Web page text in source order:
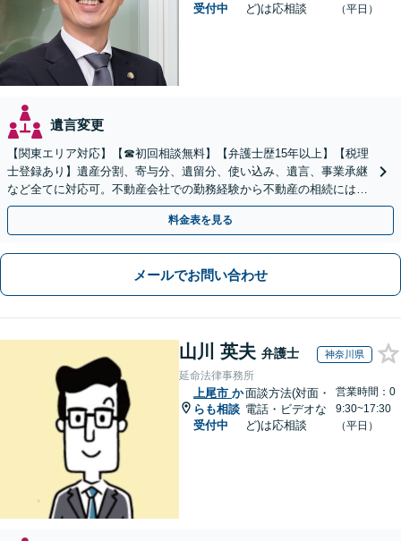
受付中
ど)は応相談
（平日）
遺言変更
【関東エリア対応】【☎︎初回相談無料】【弁護士歴15年以上】【税理
士登録あり】遺産分割、寄与分、遺留分、使い込み、遺言、事業承継
など全てに対応可。不動産会社での勤務経験から不動産の相続には特
に的確に対応【出張サービス】【夜間・休日面談】
料金表を見る
メールでお問い合わせ
山川 英夫 弁護士 神奈川県
延命法律事務所
上尾市 か
らも相談
受付中
面談方法(対面・
電話・ビデオな
ど)は応相談
営業時間：0
9:30~17:30
（平日）